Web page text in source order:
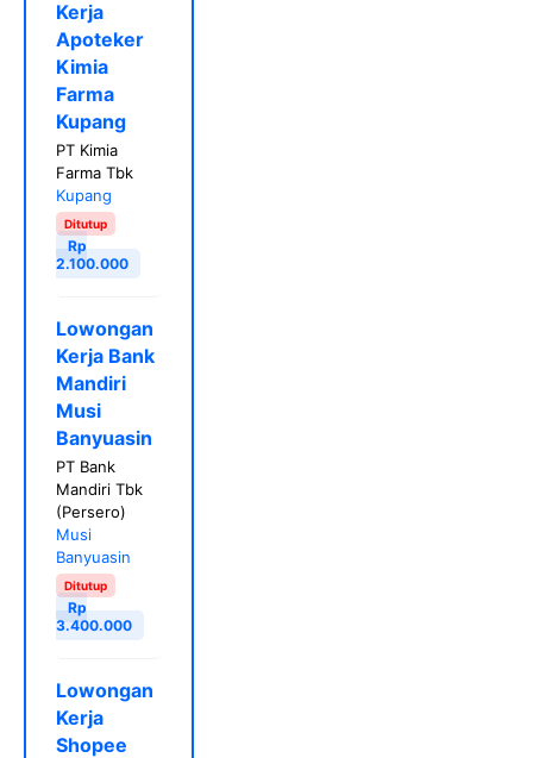
Kerja
Apoteker
Kimia
Farma
Kupang
PT Kimia
Farma Tbk
Kupang
Ditutup
Rp
2.100.000
Lowongan
Kerja Bank
Mandiri
Musi
Banyuasin
PT Bank
Mandiri Tbk
(Persero)
Musi
Banyuasin
Ditutup
Rp
3.400.000
Lowongan
Kerja
Shopee